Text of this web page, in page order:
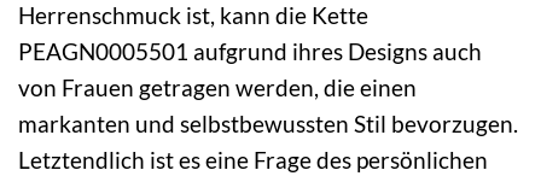
Herrenschmuck ist, kann die Kette
PEAGN0005501 aufgrund ihres Designs auch
von Frauen getragen werden, die einen
markanten und selbstbewussten Stil bevorzugen.
Letztendlich ist es eine Frage des persönlichen